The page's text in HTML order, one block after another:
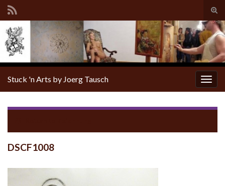
Stuck 'n Arts by Joerg Tausch
DSCF1008